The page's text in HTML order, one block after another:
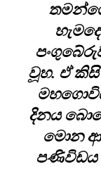
වූහ. ඒ
දිනය
මොන
පණිවිඩය